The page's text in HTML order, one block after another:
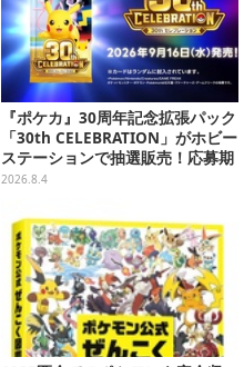
『ポケカ』30周年記念拡張パック
「30th CELEBRATION」がホビー
ステーションで抽選販売！応募期
間は8月6日23時59分まで
2026.8.4